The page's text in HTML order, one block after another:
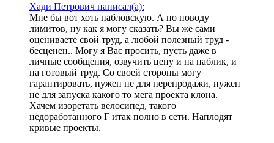
Хади Петрович написал(а):
Мне бы вот хоть пабловскую. А по поводу
лимитов, ну как я могу сказать? Вы же сами
оцениваете свой труд, а любой полезный труд -
бесценен.. Могу я Вас просить, пусть даже в
личные сообщения, озвучить цену и на паблик, и
на готовый труд. Со своей стороны могу
гарантировать, нужен не для перепродажи, нужен
не для запуска какого то мега проекта клона.
Хачем изоретать велосипед, такого
недоработанного Г итак полно в сети. Наплодят
кривые проекты.